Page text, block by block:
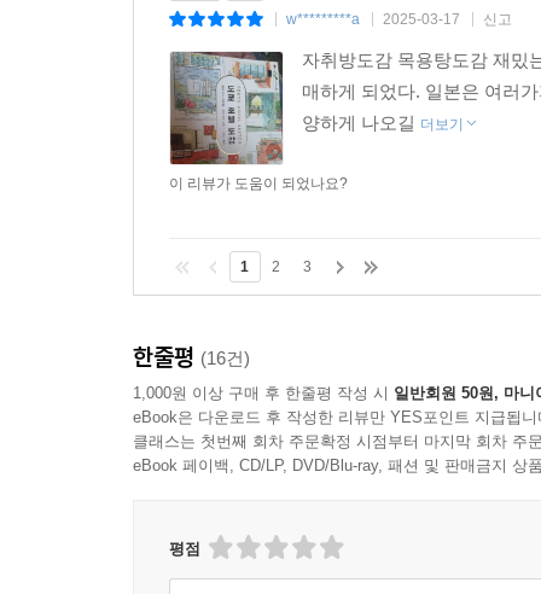
w*********a 2025-03-17 신고
자취방도감 목용탕도감 재밌
매하게 되었다. 일본은 여러
양하게 나오길 더보기
이 리뷰가 도움이 되었나요?
1 2 3
한줄평 (16건)
1,000원 이상 구매 후 한줄평 작성 시 일반회원 50원, 마니
eBook은 다운로드 후 작성한 리뷰만 YES포인트 지급됩니
클래스는 첫번째 회차 주문확정 시점부터 마지막 회차 주
eBook 페이백, CD/LP, DVD/Blu-ray, 패션 및 판매금지 상
평점